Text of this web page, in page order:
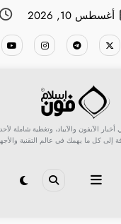
أغسطس 10, 2026
الآيفون والآيباد، وتغطية شاملة
إلى كل ما يهمك في عالم التقنية